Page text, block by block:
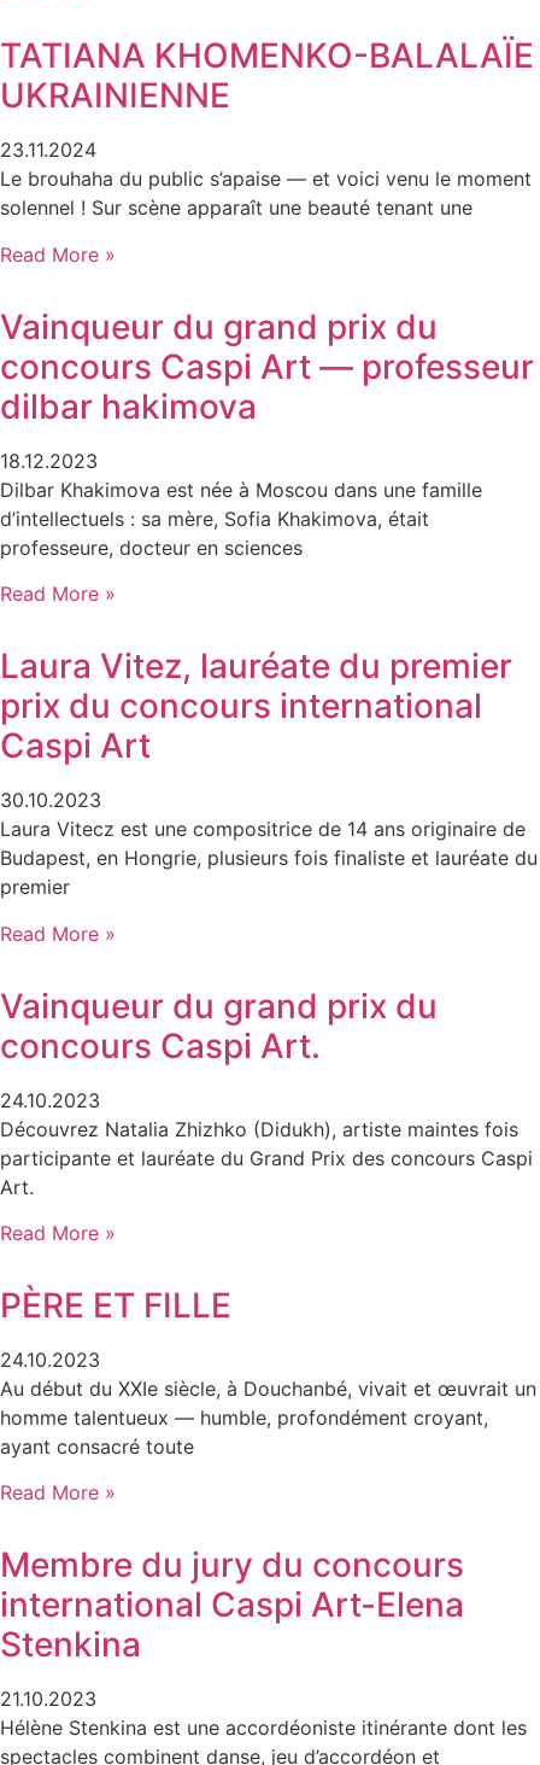
TATIANA KHOMENKO-BALALAÏE
UKRAINIENNE
23.11.2024
Le brouhaha du public s’apaise — et voici venu le moment
solennel ! Sur scène apparaît une beauté tenant une
Read More »
Vainqueur du grand prix du
concours Caspi Art — professeur
dilbar hakimova
18.12.2023
Dilbar Khakimova est née à Moscou dans une famille
d’intellectuels : sa mère, Sofia Khakimova, était
professeure, docteur en sciences
Read More »
Laura Vitez, lauréate du premier
prix du concours international
Caspi Art
30.10.2023
Laura Vitecz est une compositrice de 14 ans originaire de
Budapest, en Hongrie, plusieurs fois finaliste et lauréate du
premier
Read More »
Vainqueur du grand prix du
concours Caspi Art.
24.10.2023
Découvrez Natalia Zhizhko (Didukh), artiste maintes fois
participante et lauréate du Grand Prix des concours Caspi
Art.
Read More »
PÈRE ET FILLE
24.10.2023
Au début du XXIe siècle, à Douchanbé, vivait et œuvrait un
homme talentueux — humble, profondément croyant,
ayant consacré toute
Read More »
Membre du jury du concours
international Caspi Art-Elena
Stenkina
21.10.2023
Hélène Stenkina est une accordéoniste itinérante dont les
spectacles combinent danse, jeu d’accordéon et